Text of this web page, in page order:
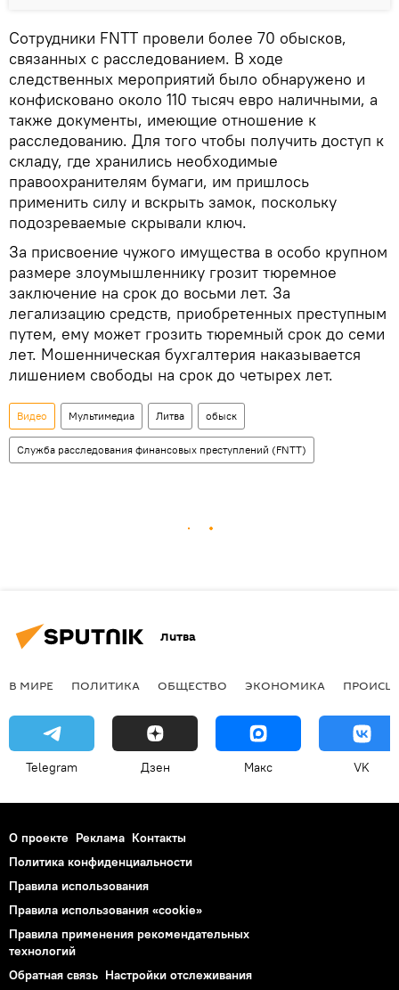
Сотрудники FNTT провели более 70 обысков,
связанных с расследованием. В ходе
следственных мероприятий было обнаружено и
конфисковано около 110 тысяч евро наличными, а
также документы, имеющие отношение к
расследованию. Для того чтобы получить доступ к
складу, где хранились необходимые
правоохранителям бумаги, им пришлось
применить силу и вскрыть замок, поскольку
подозреваемые скрывали ключ.
За присвоение чужого имущества в особо крупном
размере злоумышленнику грозит тюремное
заключение на срок до восьми лет. За
легализацию средств, приобретенных преступным
путем, ему может грозить тюремный срок до семи
лет. Мошенническая бухгалтерия наказывается
лишением свободы на срок до четырех лет.
Видео Мультимедиа Литва обыск
Служба расследования финансовых преступлений (FNTT)
Литва
В МИРЕ ПОЛИТИКА ОБЩЕСТВО ЭКОНОМИКА
Telegram Дзен Макс VK
О проекте Реклама Контакты
Политика конфиденциальности
Правила использования
Правила использования «cookie»
Правила применения рекомендательных
технологий
Обратная связь Настройки отслеживания